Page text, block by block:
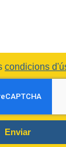
condicions
Enviar